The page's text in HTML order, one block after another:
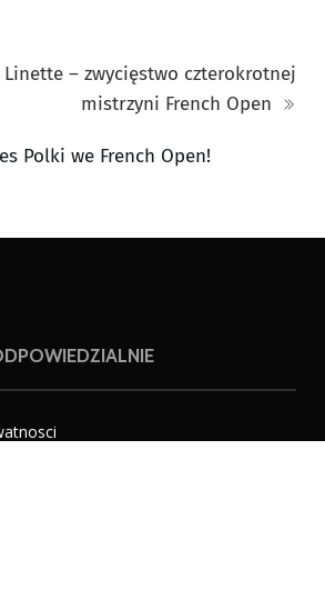
Linette – zwycięstwo czterokrotnej
mistrzyni French Open
Polki we French Open!